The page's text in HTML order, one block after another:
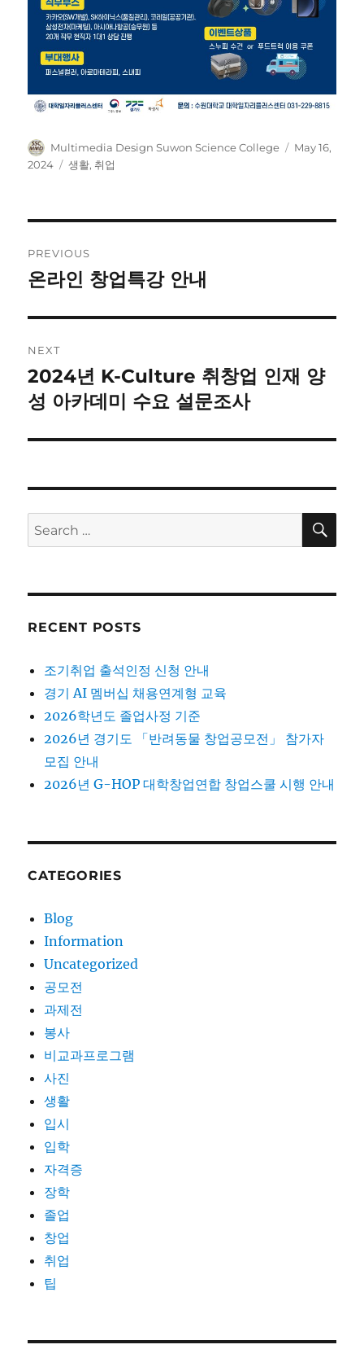
Author
Multimedia Design Suwon Science College
Posted
May 16,
2024
Categories
생활, 취업
navigation
PREVIOUS
Previous
온라인 창업특강 안내
NEXT
Next
post:
2024년 K-Culture 취창업 인재 양
성 아카데미 수요 설문조사
Search
for:
RECENT POSTS
조기취업 출석인정 신청 안내
경기 AI 멤버십 채용연계형 교육
2026학년도 졸업사정 기준
2026년 경기도 「반려동물 창업공모전」 참가자
모집 안내
2026년 G-HOP 대학창업연합 창업스쿨 시행 안내
CATEGORIES
Blog
Information
Uncategorized
공모전
과제전
봉사
비교과프로그램
사진
생활
입시
입학
자격증
장학
졸업
창업
취업
팁